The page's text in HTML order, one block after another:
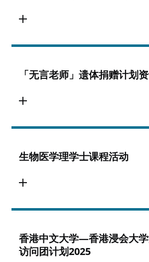
「无言老师」遗体捐赠计划
生物医学理学士课程活动
香港中文大学—香港浸会大
访问团计划2025